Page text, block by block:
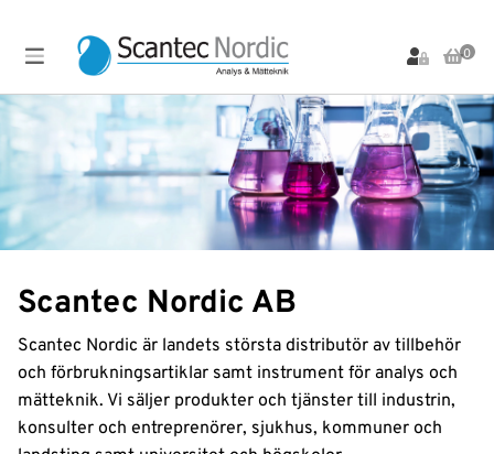
0
Produkter
Arbetsbänkar,
Stativ
och
Stolar
Bullerdosimeter
Flödesmätare
Gasgeneratorer
GC-
kolonner
GC-
Labinstrument
LC-
instrument
reservdelar
tillbehör
Ljudnivåmätare
Ljudreducerande
skåp
Markanalys
Materialanalys
Materialprovning
OFP
PFAS-
pH-
Plattinstrument
Plattor
och
Plattförsegling
Provupparbetning
Scantec
Brands
Spektroskopi-
tillbehör
Standarder
Termisk
Desorption
Ventiler
Vialer
och Lock
Vial-
tillbehör
Vibration
REA-
Utförsäljning
Produkter
oss
Service &
Uthyrning
Instrument
Scantec Nordic AB
Scantec Nordic är landets största distributör av tillbehör
och förbrukningsartiklar samt instrument för analys och
mätteknik. Vi säljer produkter och tjänster till industrin,
konsulter och entreprenörer, sjukhus, kommuner och